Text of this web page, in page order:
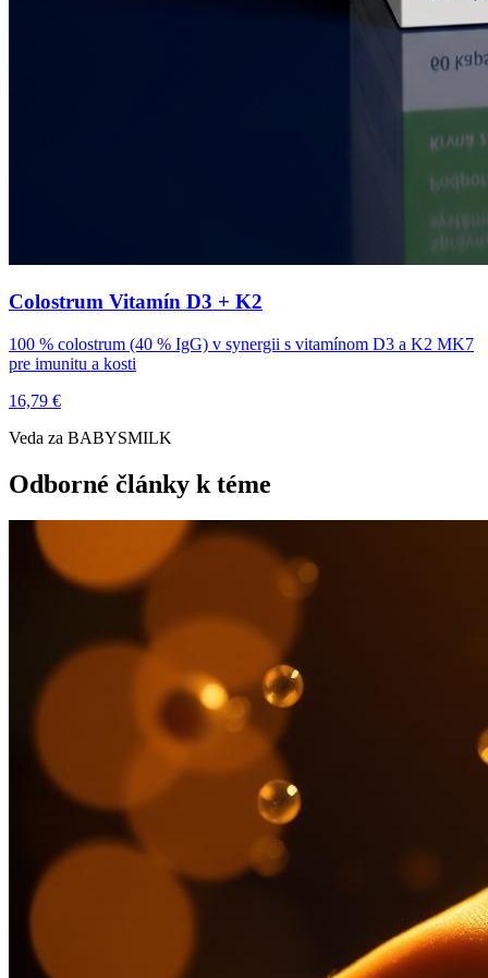
Colostrum Vitamín D3 + K2
100 % colostrum (40 % IgG) v synergii s vitamínom D3 a K2 MK7
pre imunitu a kosti
16,79 €
Veda za BABYSMILK
Odborné články k téme